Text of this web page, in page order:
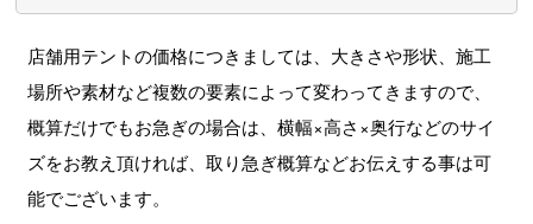
店舗用テントの価格につきましては、大きさや形状、施工
場所や素材など複数の要素によって変わってきますので、
概算だけでもお急ぎの場合は、横幅×高さ×奥行などのサイ
ズをお教え頂ければ、取り急ぎ概算などお伝えする事は可
能でございます。